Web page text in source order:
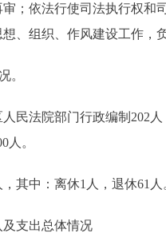
；依法行使司法执行权和
想、组织、作风建设工作
。
法院部门行政编制202人
人。
中：离休1人，退休61人
支出总体情况